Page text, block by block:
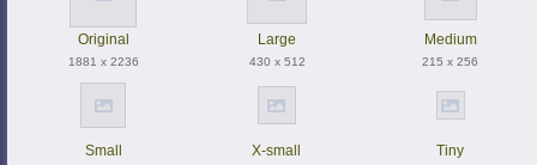
Original
1881 x 2236
Large
430 x 512
Medium
215 x 256
Small X-small Tiny